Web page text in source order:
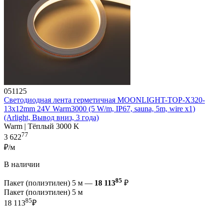
051125
Светодиодная лента герметичная MOONLIGHT-TOP-X320-
13x12mm 24V Warm3000 (5 W/m, IP67, sauna, 5m, wire x1)
(Arlight, Вывод вниз, 3 года)
Warm | Тёплый 3000 K
3 62277
₽/м
В наличии
Пакет (полиэтилен) 5 м — 18 11385 ₽
Пакет (полиэтилен) 5 м
18 11385₽